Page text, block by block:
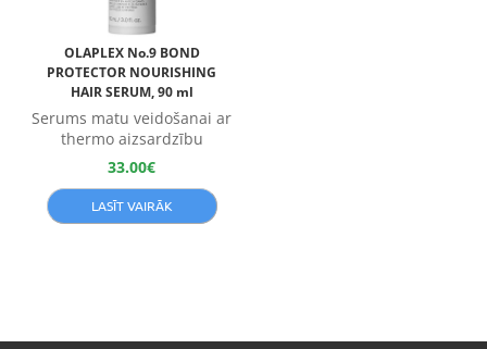
OLAPLEX No.9 BOND
PROTECTOR NOURISHING
HAIR SERUM, 90 ml
Serums matu veidošanai ar
thermo aizsardzību
33.00€
LASĪT VAIRĀK